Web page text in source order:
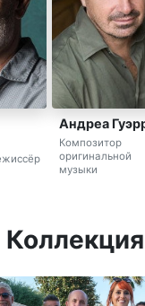
Андреа
Композитор
оригинальной
музыки
Коллекция